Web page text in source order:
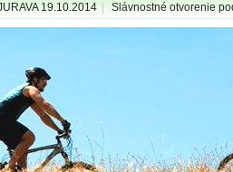
19.10.2014
Slávnostné otvorenie